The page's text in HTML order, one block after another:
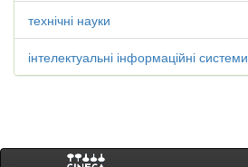
технічні науки
інтелектуальні інформаційні системи